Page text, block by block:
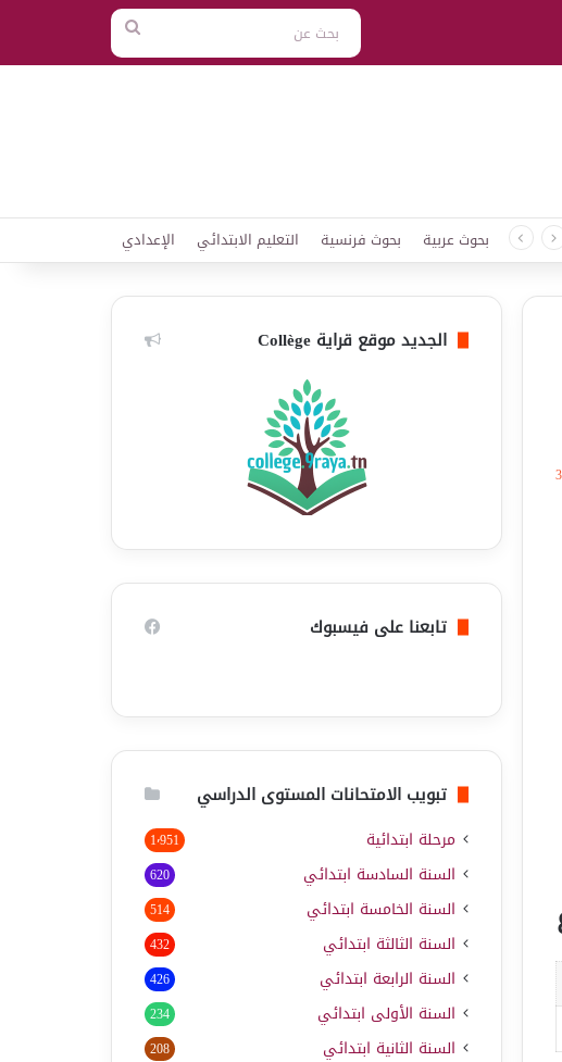
بحث
عن
بحوث عربية بحوث فرنسية التعليم الابتدائي الإعدادي
الجديد موقع قراية Collège
تابعنا على فيسبوك
تبويب الامتحانات المستوى الدراسي
مرحلة ابتدائية 1٬951
السنة السادسة ابتدائي 620
السنة الخامسة ابتدائي 514
السنة الثالثة ابتدائي 432
السنة الرابعة ابتدائي 426
السنة الأولى ابتدائي 234
السنة الثانية ابتدائي 208